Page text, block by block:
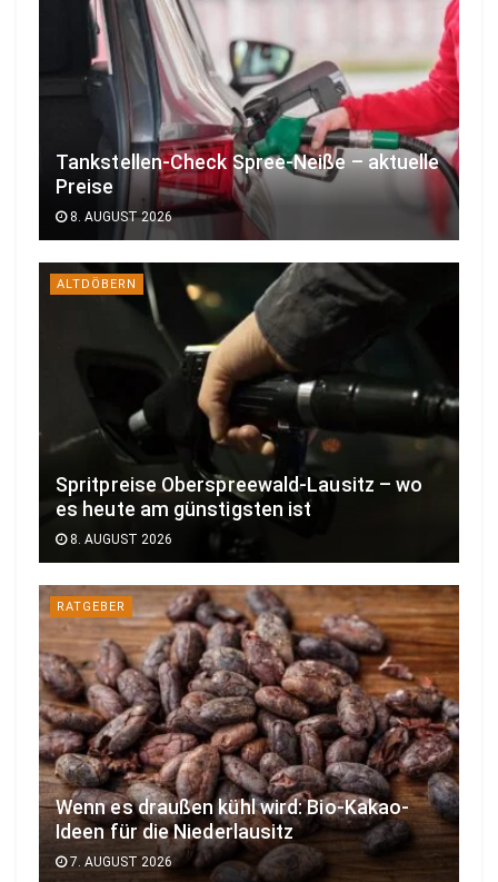
Tankstellen-Check Spree-Neiße – aktuelle
Preise
8. AUGUST 2026
ALTDÖBERN
Spritpreise Oberspreewald-Lausitz – wo
es heute am günstigsten ist
8. AUGUST 2026
RATGEBER
Wenn es draußen kühl wird: Bio-Kakao-
Ideen für die Niederlausitz
7. AUGUST 2026